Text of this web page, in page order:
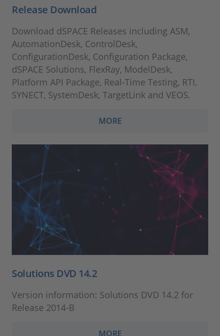
Release Download
Download dSPACE Releases including ASM,
AutomationDesk, ControlDesk,
ConfigurationDesk, Configuration Package,
dSPACE Solutions, FlexRay, ModelDesk,
Platform API Package, Real-Time Testing, RTI,
SYNECT, SystemDesk, TargetLink and VEOS.
MORE
Solutions DVD 14.2
Version information: Solutions DVD 14.2 for
Release 2014-B
MORE